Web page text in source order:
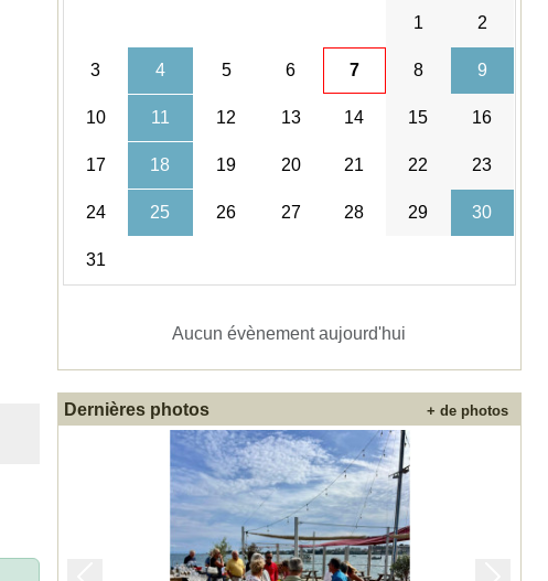
1 2
3 4 5 6 7 8 9
10 11 12 13 14 15 16
17 18 19 20 21 22 23
24 25 26 27 28 29 30
31
Aucun évènement aujourd'hui
Dernières photos + de photos